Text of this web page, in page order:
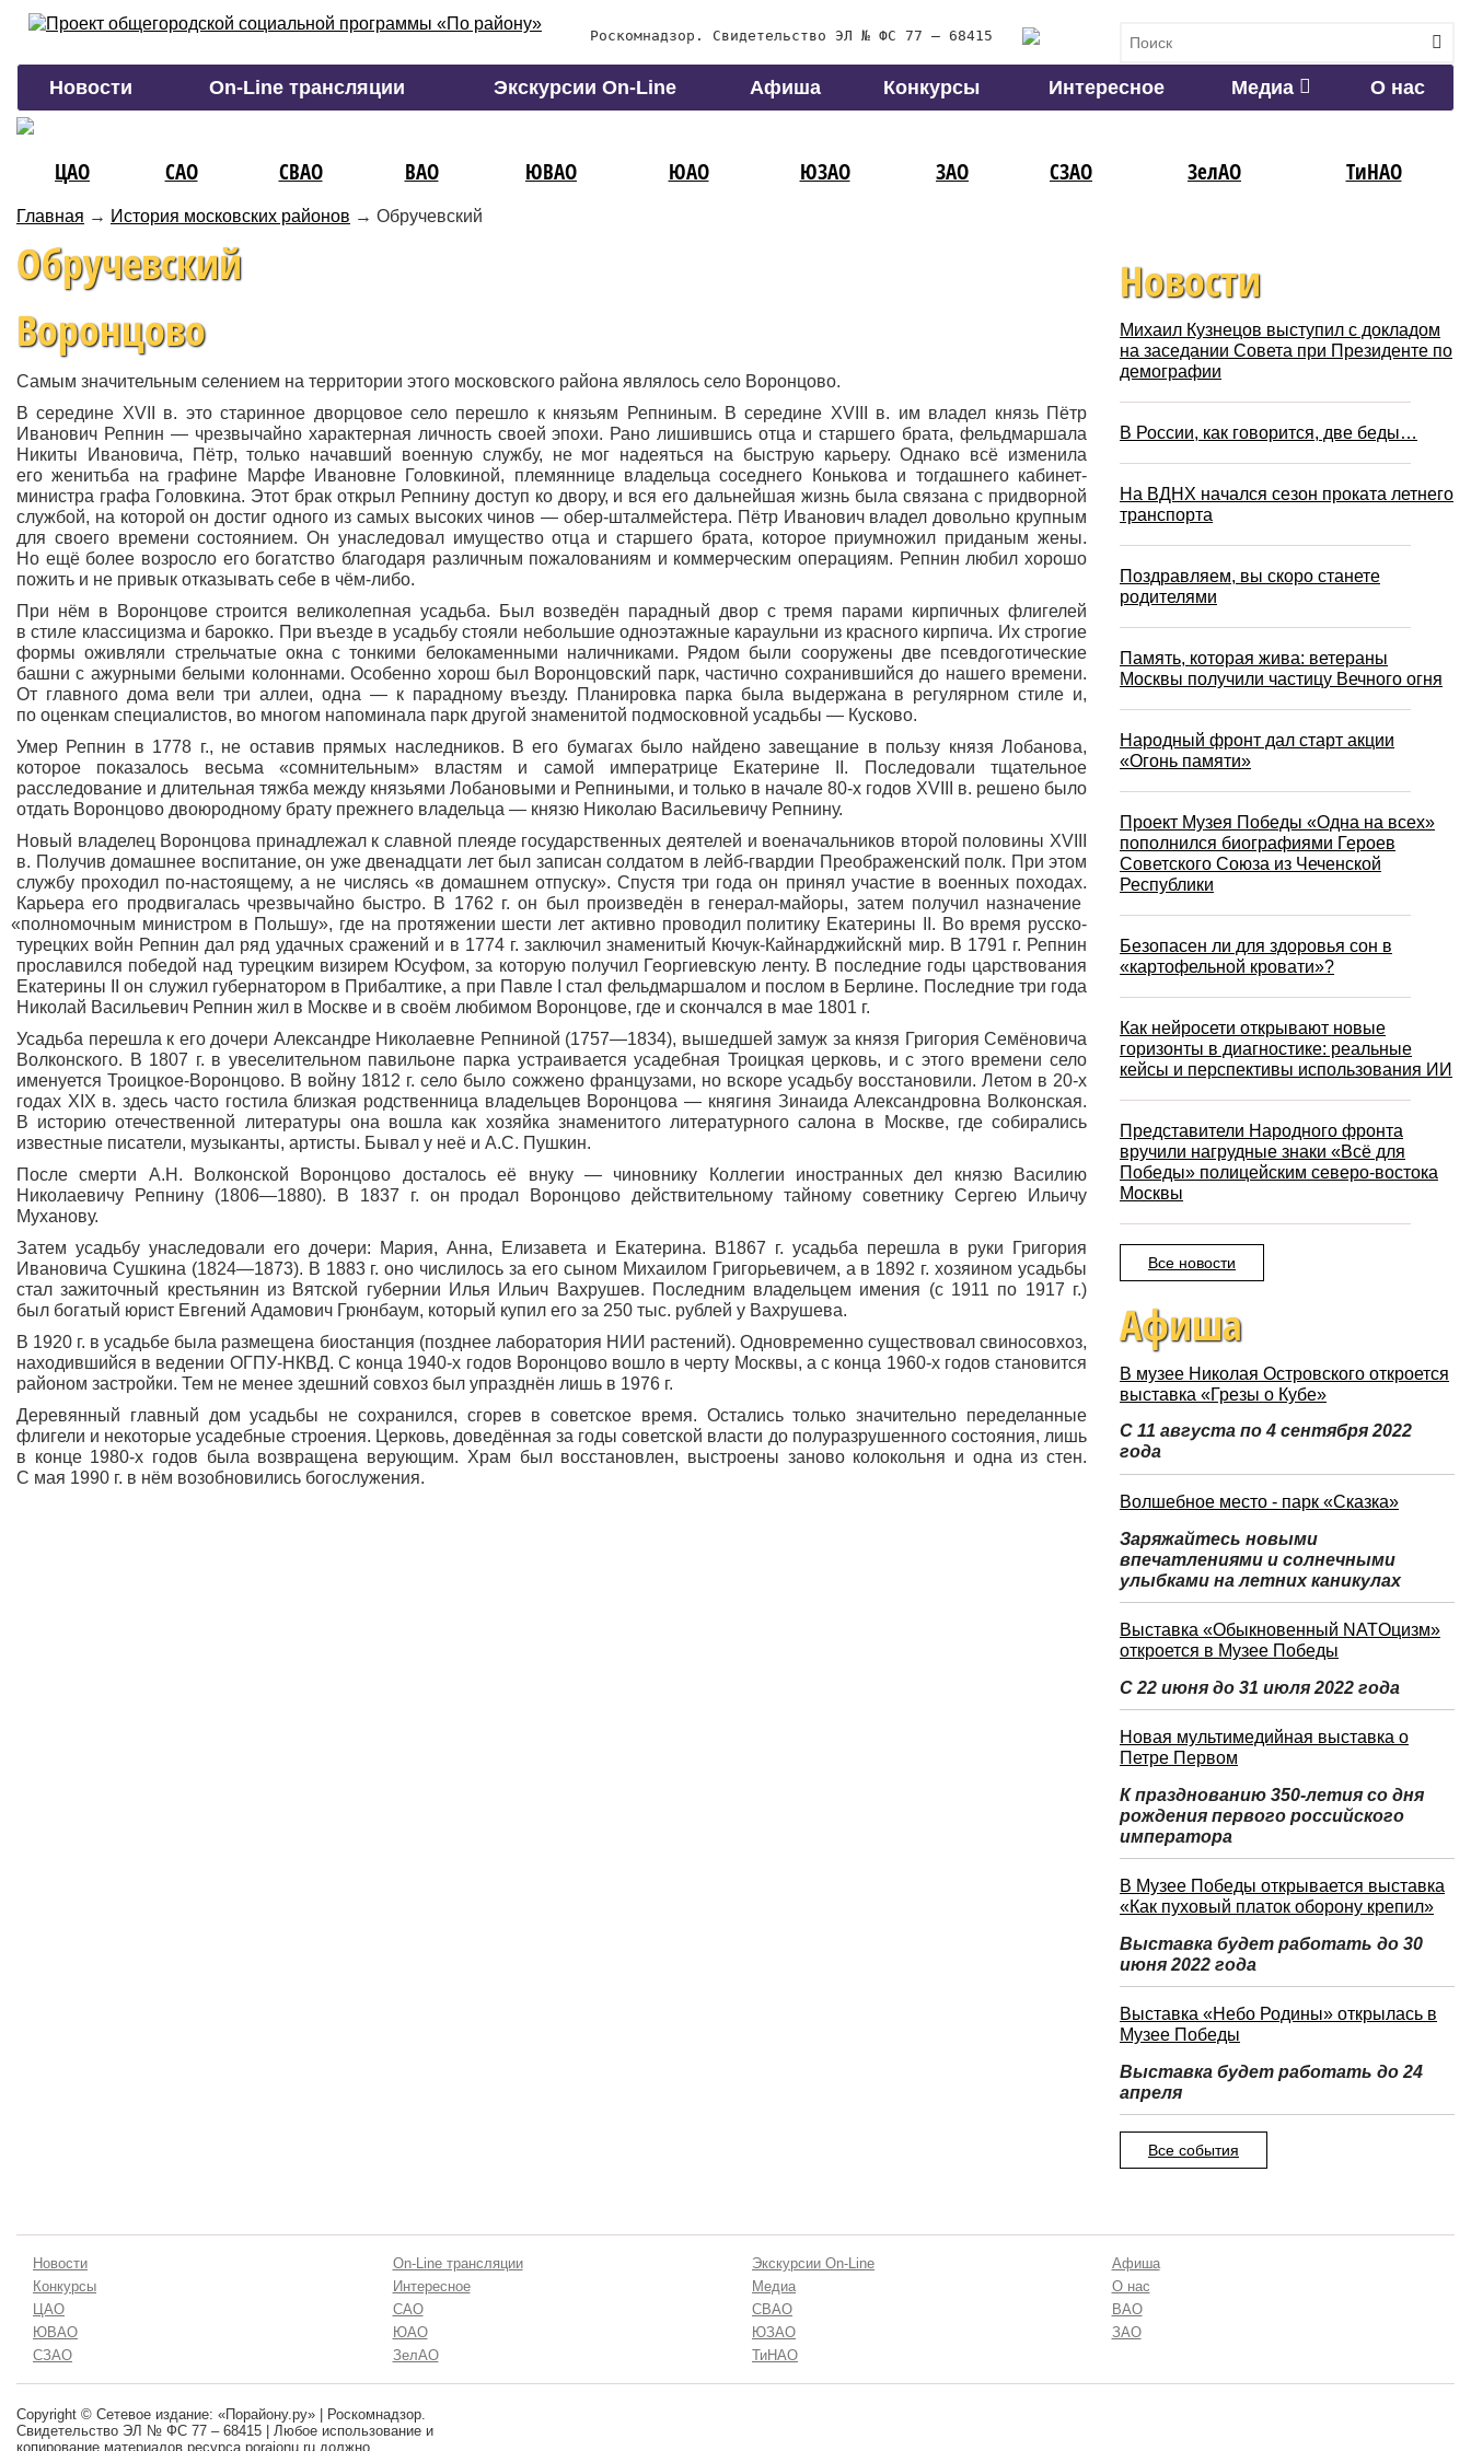
Роскомнадзор. Свидетельство ЭЛ № ФС 77 – 68415
Новости On-Line трансляции Экскурсии On-Line Афиша Конкурсы Интересное Медиа О нас
ЦАО САО СВАО ВАО ЮВАО ЮАО ЮЗАО ЗАО СЗАО ЗелАО ТиНАО
Главная → История московских районов → Обручевский
Обручевский
Воронцово
Самым значительным селением на территории этого московского района являлось село Воронцово.
В середине XVII в. это старинное дворцовое село перешло к князьям Репниным. В середине XVIII в. им владел князь Пётр
Иванович Репнин — чрезвычайно характерная личность своей эпохи. Рано лишившись отца и старшего брата, фельдмаршала
Никиты Ивановича, Пётр, только начавший военную службу, не мог надеяться на быструю карьеру. Однако всё изменила
его женитьба на графине Марфе Ивановне Головкиной, племяннице владельца соседнего Конькова и тогдашнего кабинет-
министра графа Головкина. Этот брак открыл Репнину доступ ко двору, и вся его дальнейшая жизнь была связана с придворной
службой, на которой он достиг одного из самых высоких чинов — обер-шталмейстера. Пётр Иванович владел довольно крупным
для своего времени состоянием. Он унаследовал имущество отца и старшего брата, которое приумножил приданым жены.
Но ещё более возросло его богатство благодаря различным пожалованиям и коммерческим операциям. Репнин любил хорошо
пожить и не привык отказывать себе в чём-либо.
При нём в Воронцове строится великолепная усадьба. Был возведён парадный двор с тремя парами кирпичных флигелей
в стиле классицизма и барокко. При въезде в усадьбу стояли небольшие одноэтажные караульни из красного кирпича. Их строгие
формы оживляли стрельчатые окна с тонкими белокаменными наличниками. Рядом были сооружены две псевдоготические
башни с ажурными белыми колоннами. Особенно хорош был Воронцовский парк, частично сохранившийся до нашего времени.
От главного дома вели три аллеи, одна — к парадному въезду. Планировка парка была выдержана в регулярном стиле и,
по оценкам специалистов, во многом напоминала парк другой знаменитой подмосковной усадьбы — Кусково.
Умер Репнин в 1778 г., не оставив прямых наследников. В его бумагах было найдено завещание в пользу князя Лобанова,
которое показалось весьма
«сомнительным» властям и самой императрице Екатерине II. Последовали тщательное
расследование и длительная тяжба между князьями Лобановыми и Репниными, и только в начале 80-х годов XVIII в. решено было
отдать Воронцово двоюродному брату прежнего владельца — князю Николаю Васильевичу Репнину.
Новый владелец Воронцова принадлежал к славной плеяде государственных деятелей и военачальников второй половины XVIII
в. Получив домашнее воспитание, он уже двенадцати лет был записан солдатом в лейб-гвардии Преображенский полк. При этом
службу проходил по-настоящему, а не числясь «в домашнем отпуску». Спустя три года он принял участие в военных походах.
Карьера его продвигалась чрезвычайно быстро. В 1762 г. он был произведён в генерал-майоры, затем получил назначение
«полномочным министром в Польшу», где на протяжении шести лет активно проводил политику Екатерины II. Во время русско-
турецких войн Репнин дал ряд удачных сражений и в 1774 г. заключил знаменитый Кючук-Кайнарджийскнй мир. В 1791 г. Репнин
прославился победой над турецким визирем Юсуфом, за которую получил Георгиевскую ленту. В последние годы царствования
Екатерины II он служил губернатором в Прибалтике, а при Павле I стал фельдмаршалом и послом в Берлине. Последние три года
Николай Васильевич Репнин жил в Москве и в своём любимом Воронцове, где и скончался в мае 1801 г.
Усадьба перешла к его дочери Александре Николаевне Репниной (1757—1834), вышедшей замуж за князя Григория Семёновича
Волконского. В 1807 г. в увеселительном павильоне парка устраивается усадебная Троицкая церковь, и с этого времени село
именуется Троицкое-Воронцово. В войну 1812 г. село было сожжено французами, но вскоре усадьбу восстановили. Летом в 20-х
годах XIX в. здесь часто гостила близкая родственница владельцев Воронцова — княгиня Зинаида Александровна Волконская.
В историю отечественной литературы она вошла как хозяйка знаменитого литературного салона в Москве, где собирались
известные писатели, музыканты, артисты. Бывал у неё и А.С. Пушкин.
После смерти А.Н. Волконской Воронцово досталось её внуку — чиновнику Коллегии иностранных дел князю Василию
Николаевичу Репнину
(1806—1880). В 1837 г. он продал Воронцово действительному тайному советнику Сергею Ильичу
Муханову.
Затем усадьбу унаследовали его дочери: Мария, Анна, Елизавета и Екатерина. В1867 г. усадьба перешла в руки Григория
Ивановича Сушкина (1824—1873). В 1883 г. оно числилось за его сыном Михаилом Григорьевичем, а в 1892 г. хозяином усадьбы
стал зажиточный крестьянин из Вятской губернии Илья Ильич Вахрушев. Последним владельцем имения (с1911 по 1917 г.)
был богатый юрист Евгений Адамович Грюнбаум, который купил его за 250 тыс. рублей у Вахрушева.
В 1920 г. в усадьбе была размещена биостанция (позднеелаборатория НИИ растений). Одновременно существовал свиносовхоз,
находившийся в ведении ОГПУ-НКВД. С конца 1940-х годов Воронцово вошло в черту Москвы, а с конца 1960-х годов становится
районом застройки. Тем не менее здешний совхоз был упразднён лишь в 1976 г.
Деревянный главный дом усадьбы не сохранился, сгорев в советское время. Остались только значительно переделанные
флигели и некоторые усадебные строения. Церковь, доведённая за годы советской власти до полуразрушенного состояния, лишь
в конце 1980-х годов была возвращена верующим. Храм был восстановлен, выстроены заново колокольня и одна из стен.
С мая 1990 г. в нём возобновились богослужения.
Новости
Михаил Кузнецов выступил с докладом
на заседании Совета при Президенте по
демографии
В России, как говорится, две беды…
На ВДНХ начался сезон проката летнего
транспорта
Поздравляем, вы скоро станете
родителями
Память, которая жива: ветераны
Москвы получили частицу Вечного огня
Народный фронт дал старт акции
«Огонь памяти»
Проект Музея Победы «Одна на всех»
пополнился биографиями Героев
Советского Союза из Чеченской
Республики
Безопасен ли для здоровья сон в
«картофельной кровати»?
Как нейросети открывают новые
горизонты в диагностике: реальные
кейсы и перспективы использования ИИ
Представители Народного фронта
вручили нагрудные знаки «Всё для
Победы» полицейским северо-востока
Москвы
Все новости
Афиша
В музее Николая Островского откроется
выставка «Грезы о Кубе»
С 11 августа по 4 сентября 2022
года
Волшебное место - парк «Сказка»
Заряжайтесь новыми
впечатлениями и солнечными
улыбками на летних каникулах
Выставка «Обыкновенный NATOцизм»
откроется в Музее Победы
С 22 июня до 31 июля 2022 года
Новая мультимедийная выставка о
Петре Первом
К празднованию 350-летия со дня
рождения первого российского
императора
В Музее Победы открывается выставка
«Как пуховый платок оборону крепил»
Выставка будет работать до 30
июня 2022 года
Выставка «Небо Родины» открылась в
Музее Победы
Выставка будет работать до 24
апреля
Все события
Новости On-Line трансляции Экскурсии On-Line
Афиша
Конкурсы
Интересное Медиа
О нас
ЦАО
САО СВАО
ВАО
ЮВАО
ЮАО ЮЗАО
ЗАО
СЗАО
ЗелАО ТиНАО
Copyright © Сетевое издание: «Порайону.ру» | Роскомнадзор.
Свидетельство ЭЛ № ФС 77 – 68415 | Любое использование и
копирование материалов ресурса poraionu.ru должно